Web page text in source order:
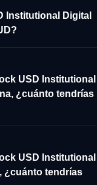
Institutional Digital
USD Institutional
¿cuánto tendrías
USD Institutional
¿cuánto tendrías